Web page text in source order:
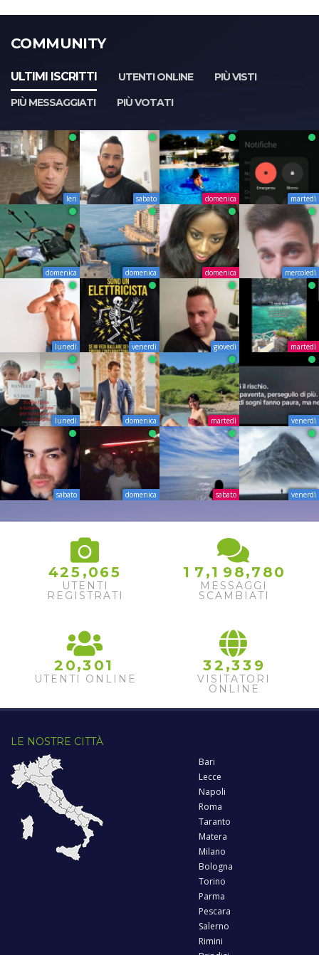
COMMUNITY
ULTIMI ISCRITTI UTENTI ONLINE
PIÙ VISTI
PIÙ MESSAGGIATI
PIÙ VOTATI
Ieri sabato domenica martedì
domenica domenica domenica mercoledì
lunedì venerdì giovedì martedì
lunedì domenica martedì venerdì
sabato domenica sabato venerdì
425 ,065
UTENTI
REGISTRATI
1 7 ,1 98,7 80
MESSAGGI
SCAMBIATI
2 0,3 01
UTENTI ONLINE
32 ,33 9
VISITATORI
ONLINE
LE NOSTRE CITTÀ
Bari
Lecce
Napoli
Roma
Taranto
Matera
Milano
Bologna
Torino
Parma
Pescara
Salerno
Rimini